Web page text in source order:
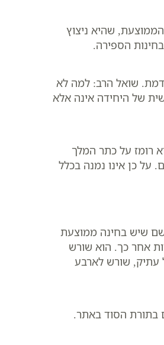
שהיא ניצוץ
הספירה.
שואל הרב: למה לא
של היחידה אינה אלא
רומז על כתר המלך
על כן אינו נמנה בכלל
שיש בחינה ממוצעת
אחר כך. הוא שורש
עתיק, שורש לארבע
בתורת הסוד באתר.